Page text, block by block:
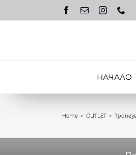
НАЧАЛО
Home OUTLET